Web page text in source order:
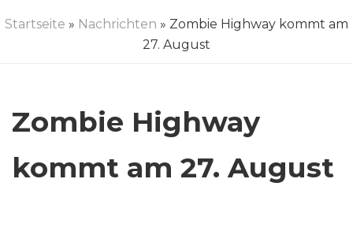
Startseite » Nachrichten » Zombie Highway kommt am
27. August
Zombie Highway
kommt am 27. August